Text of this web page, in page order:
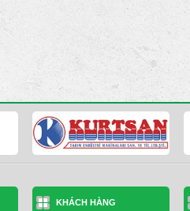
KHÁCH HÀNG